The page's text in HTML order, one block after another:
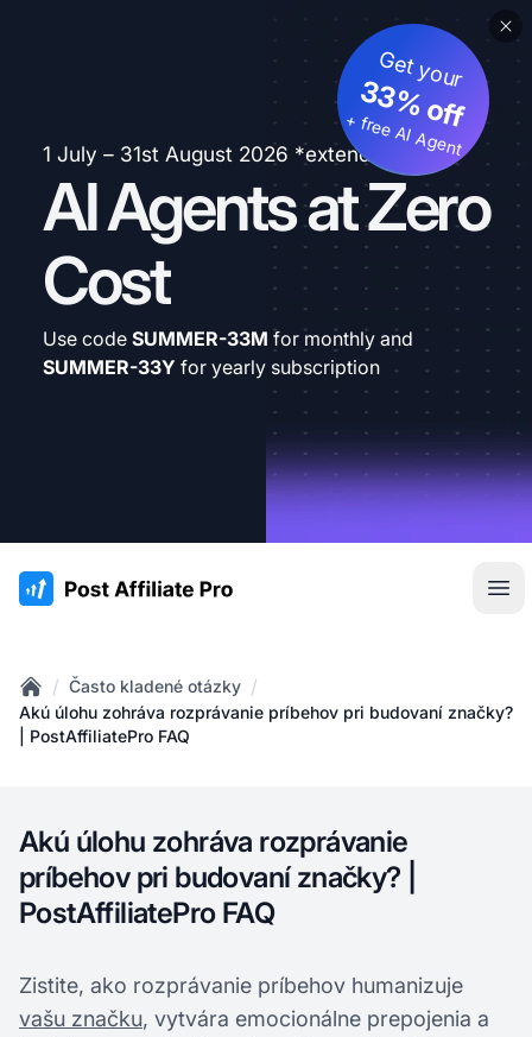
1 July – 31st August 2026 *extended
AI Agents at Zero
Cost
Get your
33% off
+ free AI Agent
Use code SUMMER-33M for monthly and
SUMMER-33Y for yearly subscription
:site.title
Home
/ Často kladené otázky /
Akú úlohu zohráva rozprávanie príbehov pri budovaní značky?
| PostAffiliatePro FAQ
Akú úlohu zohráva rozprávanie
príbehov pri budovaní značky? |
PostAffiliatePro FAQ
Zistite, ako rozprávanie príbehov humanizuje
vašu značku, vytvára emocionálne prepojenia a